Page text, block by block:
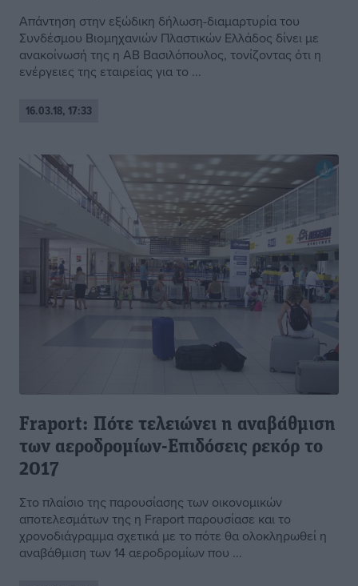
Απάντηση στην εξώδικη δήλωση-διαμαρτυρία του
Συνδέσμου Βιομηχανιών Πλαστικών Ελλάδος δίνει με
ανακοίνωσή της η ΑΒ Βασιλόπουλος, τονίζοντας ότι η
ενέργειες της εταιρείας για το ...
16.03.18, 17:33
Fraport: Πότε τελειώνει η αναβάθμιση
των αεροδρομίων-Επιδόσεις ρεκόρ το
2017
Στο πλαίσιο της παρουσίασης των οικονομικών
αποτελεσμάτων της η Fraport παρουσίασε και το
χρονοδιάγραμμα σχετικά με το πότε θα ολοκληρωθεί η
αναβάθμιση των 14 αεροδρομίων που ...